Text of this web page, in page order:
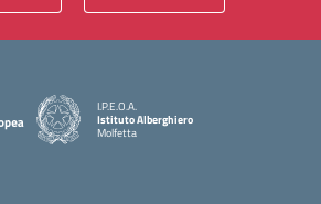
I.P.E.O.A.
Istituto Alberghiero
Molfetta